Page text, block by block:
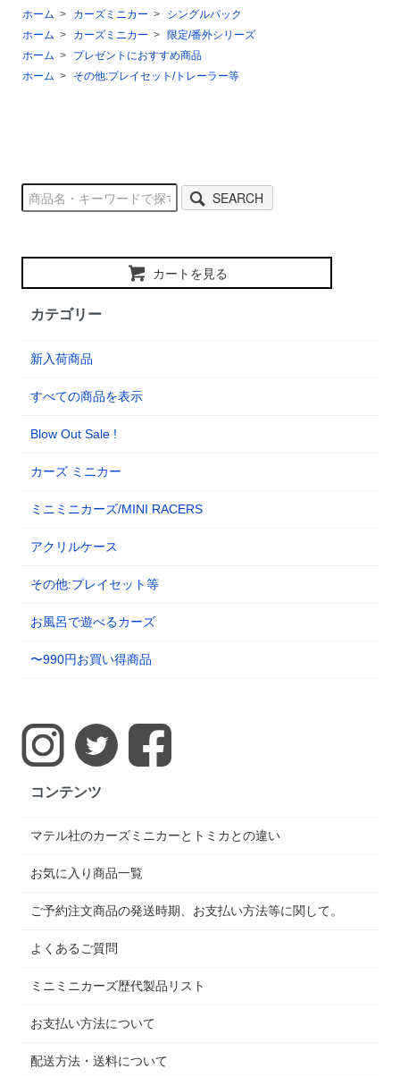
ホーム > カーズミニカー >
シングルパック
ホーム > カーズミニカー > 限定/番外シリーズ
ホーム >
プレゼントにおすすめ商品
ホーム > その他:プレイセット/トレーラー等
SEARCH
カートを見る
カテゴリー
新入荷商品
すべての商品を表示
Blow Out Sale !
カーズ ミニカー
ミニミニカーズ/MINI RACERS
アクリルケース
その他:プレイセット等
お風呂で遊べるカーズ
〜990円お買い得商品
コンテンツ
マテル社のカーズミニカーとトミカとの違い
お気に入り商品一覧
ご予約注文商品の発送時期、お支払い方法等に関して。
よくあるご質問
ミニミニカーズ歴代製品リスト
お支払い方法について
配送方法・送料について